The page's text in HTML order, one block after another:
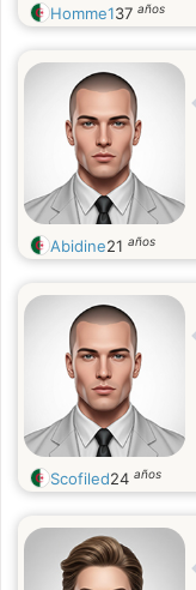
Homme137 años
Abidine21 años
Scofiled24 años